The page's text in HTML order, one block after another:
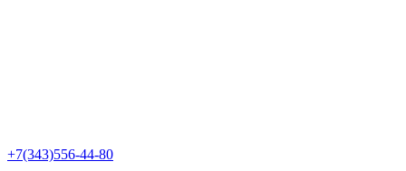
+7(343)556-44-80